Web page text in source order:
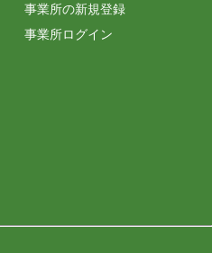
事業所の新規登録
事業所ログイン